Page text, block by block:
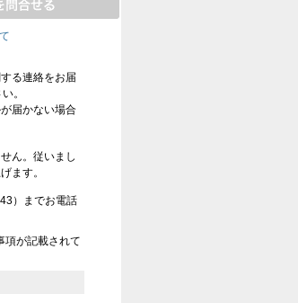
る連絡をお届
。
届かない場合
ん。従いまし
ます。
）までお電話
項が記載されて